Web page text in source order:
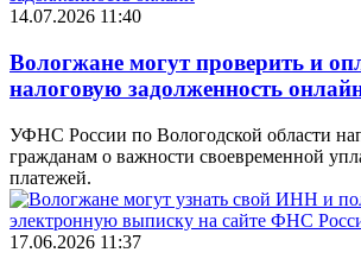
14.07.2026 11:40
Вологжане могут проверить и
налоговую задолженность
УФНС России по Вологодской области
гражданам о важности своевременной
платежей.
17.06.2026 11:37